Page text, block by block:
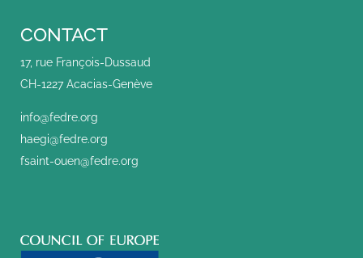
CONTACT
17, rue François-Dussaud
CH-1227 Acacias-Genève
info@fedre.org
haegi@fedre.org
fsaint-ouen@fedre.org